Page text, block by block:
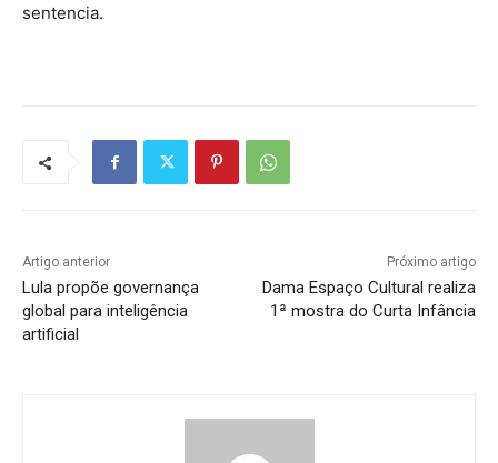
sentencia.
Artigo anterior
Lula propõe governança
global para inteligência
artificial
Próximo artigo
Dama Espaço Cultural realiza
1ª mostra do Curta Infância